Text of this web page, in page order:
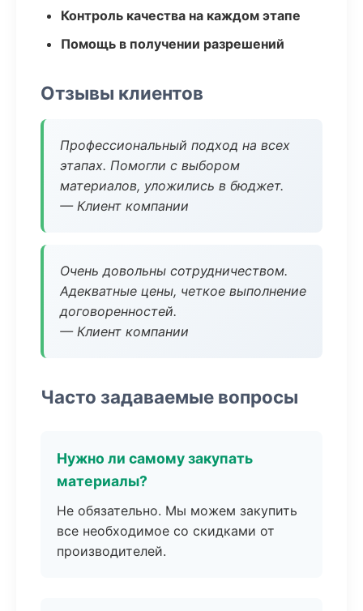
Контроль качества на каждом этапе
Помощь в получении разрешений
Отзывы клиентов
Профессиональный подход на всех
этапах. Помогли с выбором
материалов, уложились в бюджет.
— Клиент компании
Очень довольны сотрудничеством.
Адекватные цены, четкое выполнение
договоренностей.
— Клиент компании
Часто задаваемые вопросы
Нужно ли самому закупать
материалы?
Не обязательно. Мы можем закупить
все необходимое со скидками от
производителей.